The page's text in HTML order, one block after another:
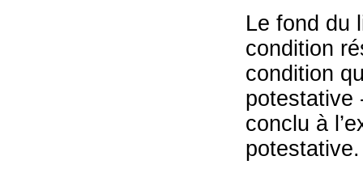
Le fond du
condition
condition
potestative
conclu à
potestative.